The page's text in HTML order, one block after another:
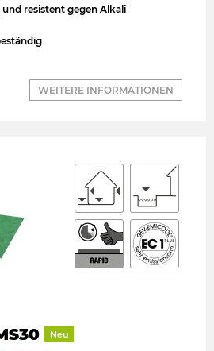
resistent gegen Alkali
WEITERE INFORMATIONEN
Neu